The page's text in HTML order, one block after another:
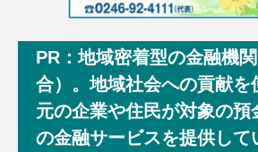
PR：地域密着型の金融機
合）。地域社会への貢献を
元の企業や住民が対象の預
の金融サービスを提供して